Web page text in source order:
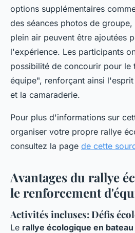
options supplémentaires
des séances photos de
plein air peuvent être ajoutées
l'expérience. Les participants
possibilité de concourir pour le
équipe", renforçant ainsi
et la camaraderie.
Pour plus d'informations sur
organiser votre propre rallye
consultez la page de cette
Avantages du rallye
le renforcement
Activités incluses: Défis
Le rallye écologique en bateau